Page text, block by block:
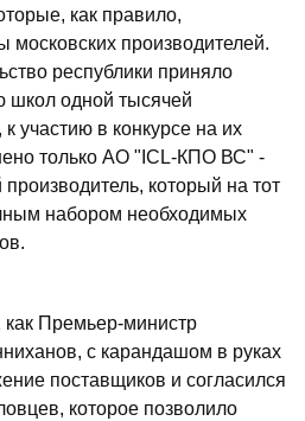
как правило,
московских производителей.
республики приняло
одной тысячей
участию в конкурсе на их
только АО "ICL-КПО ВС" -
который на тот
набором необходимых
как Премьер-министр
с карандашом в руках
поставщиков и согласился
которое позволило